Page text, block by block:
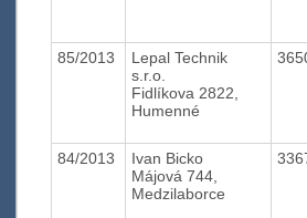
85/2013
Lepal Technik
s.r.o.
Fidlíkova 2822,
Humenné
84/2013
Ivan Bicko
Májová 744,
Medzilaborce